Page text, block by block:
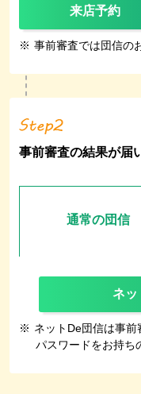
来店予約
※ 事前審査では団信の
事前審査の結果が届
通常の団信
ネッ
※ ネットDe団信は事前
パスワードをお持ち